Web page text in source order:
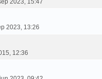
2023, 15:47
2023, 13:26
12:36